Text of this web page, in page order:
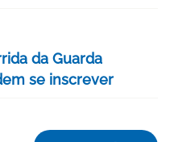
da Guarda
se inscrever